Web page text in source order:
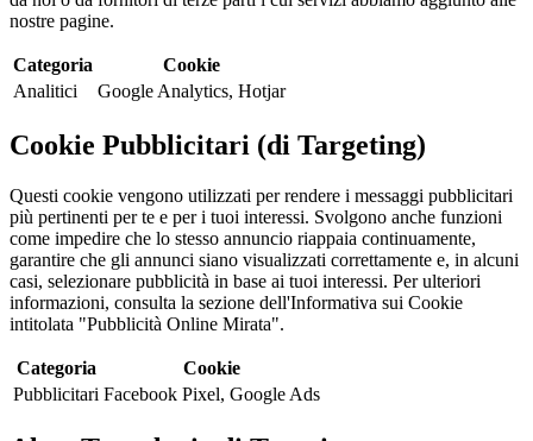
nostre pagine.
Categoria
Cookie
Analitici
Google Analytics, Hotjar
Cookie Pubblicitari (di Targeting)
Questi cookie vengono utilizzati per rendere i messaggi pubblicitari
più pertinenti per te e per i tuoi interessi. Svolgono anche funzioni
come impedire che lo stesso annuncio riappaia continuamente,
garantire che gli annunci siano visualizzati correttamente e, in alcuni
casi, selezionare pubblicità in base ai tuoi interessi. Per ulteriori
informazioni, consulta la sezione dell'Informativa sui Cookie
intitolata "Pubblicità Online Mirata".
Categoria
Cookie
Pubblicitari Facebook Pixel, Google Ads